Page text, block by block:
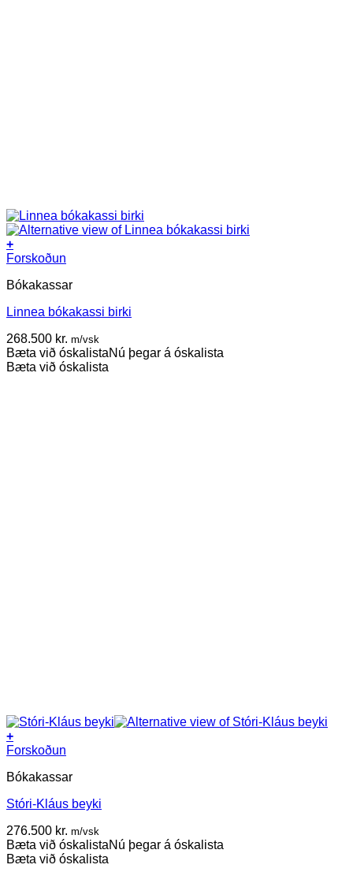
+
Forskoðun
Bókakassar
Linnea bókakassi birki
268.500 kr. m/vsk
Bæta við óskalistaNú þegar á óskalista
Bæta við óskalista
+
Forskoðun
Bókakassar
Stóri-Kláus beyki
276.500 kr. m/vsk
Bæta við óskalistaNú þegar á óskalista
Bæta við óskalista